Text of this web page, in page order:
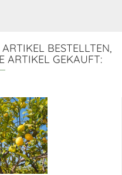
BESTELLTEN,
ARTIKEL GEKAUFT: